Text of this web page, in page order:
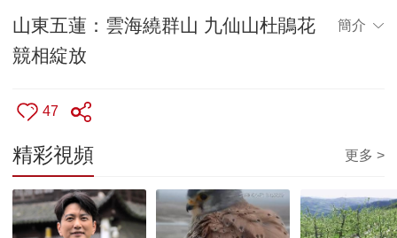
山東五蓮：雲海繞群山 九仙山杜鵑花
競相綻放
簡介
47
精彩視頻 更多 >